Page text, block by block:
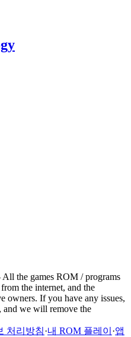
the games ROM / programs
the internet, and the
owners. If you have any issues,
, and we will remove the
처리방침·내 ROM 플레이 ·앱